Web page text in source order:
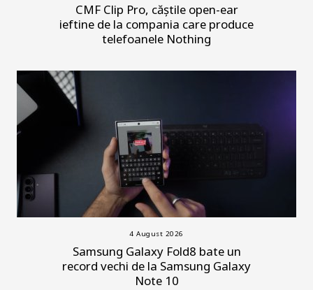
CMF Clip Pro, căștile open-ear
ieftine de la compania care produce
telefoanele Nothing
4 August 2026
Samsung Galaxy Fold8 bate un
record vechi de la Samsung Galaxy
Note 10